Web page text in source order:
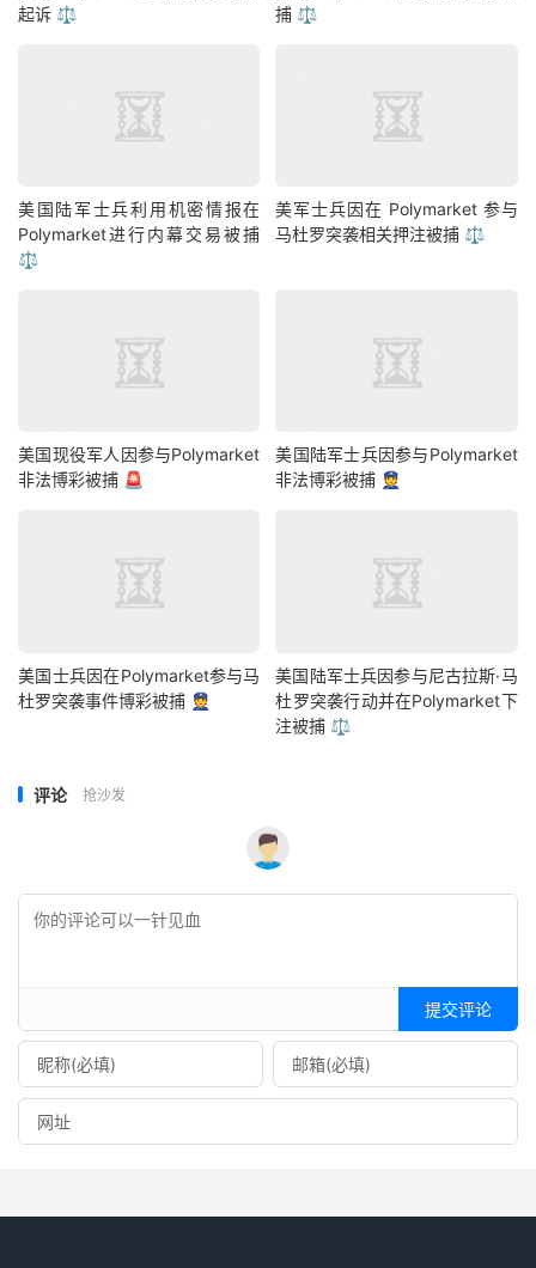
起诉 ⚖️
捕 ⚖️
美国陆军士兵利用机密情报在
Polymarket进行内幕交易被捕
⚖️
美军士兵因在 Polymarket 参与
马杜罗突袭相关押注被捕 ⚖️
美国现役军人因参与Polymarket
非法博彩被捕 🚨
美国陆军士兵因参与Polymarket
非法博彩被捕 👮
美国士兵因在Polymarket参与马
杜罗突袭事件博彩被捕 👮
美国陆军士兵因参与尼古拉斯·马
杜罗突袭行动并在Polymarket下
注被捕 ⚖️
评论 抢沙发
提交评论